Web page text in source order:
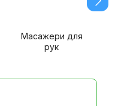
Масажери для
рук